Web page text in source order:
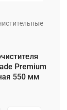
Premium
550 мм